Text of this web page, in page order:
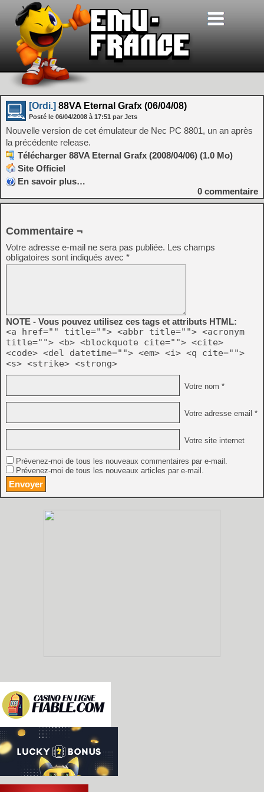
[Ordi.] 88VA Eternal Grafx (06/04/08)
Posté le 06/04/2008 à 17:51 par Jets
Nouvelle version de cet émulateur de Nec PC 8801, un an après
la précédente release.
Télécharger 88VA Eternal Grafx (2008/04/06) (1.0 Mo)
Site Officiel
En savoir plus…
0 commentaire
Commentaire ¬
Votre adresse e-mail ne sera pas publiée. Les champs
obligatoires sont indiqués avec *
NOTE - Vous pouvez utilisez ces tags et attributs HTML:
<a href="" title=""> <abbr title=""> <acronym
title=""> <b> <blockquote cite=""> <cite>
<code> <del datetime=""> <em> <i> <q cite="">
<s> <strike> <strong>
Votre nom *
Votre adresse email *
Votre site internet
Prévenez-moi de tous les nouveaux commentaires par e-mail.
Prévenez-moi de tous les nouveaux articles par e-mail.